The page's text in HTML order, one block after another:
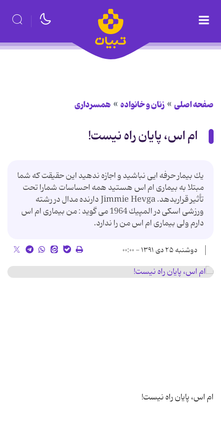
صفحه اصلی زنان و خانواده همسرداری
ام اس، پایان راه نیست!
یك بیمار حرفه ایی نباشید و اجازه ندهید این حقیقت كه شما
مبتلا به بیماری ام اس هستید همه احساسات شمارا تحت
تأثیر قراربدهد. Jimmie Hevga دارنده مدال در رشته
ورزشی اسكی در المپیك 1964 می گوید : من بیماری ام اس
دارم ولی بیماری ام اس من را ندارد.
دوشنبه ۲۵ دی ۱۳۹۱ - ۰۰:۰۰